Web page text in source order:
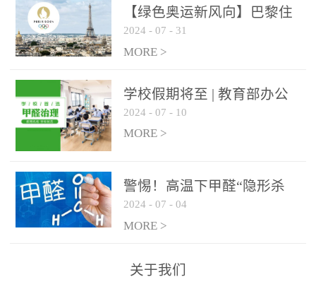
【绿色奥运新风向】巴黎住
宿风波：优吸环保共建健康
绿色家居
2024 - 07 - 31
MORE >
学校假期将至 | 教育部办公
厅关于加强学校新建校舍室
内空气质量管理通知
2024 - 07 - 10
MORE >
警惕！高温下甲醛“隐形杀
手”来袭，你的家安全吗？
2024 - 07 - 04
MORE >
关于我们